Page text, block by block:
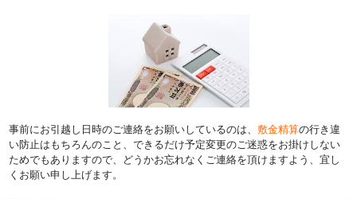
事前にお引越し日時のご連絡をお願いしているのは、敷金精算の行き違
い防止はもちろんのこと、できるだけ予定変更のご迷惑をお掛けしない
ためでもありますので、どうかお忘れなくご連絡を頂けますよう、宜し
くお願い申し上げます。